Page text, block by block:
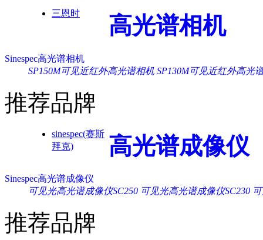
三恩时 高光谱相机
Sinespec高光谱相机
SP150M可见近红外高光谱相机 SP130M可见近红外高光
推荐品牌
sinespec(赛斯
拜克)
高光谱成像仪
Sinespec高光谱成像仪
可见光高光谱成像仪SC250 可见光高光谱成像仪SC230
推荐品牌